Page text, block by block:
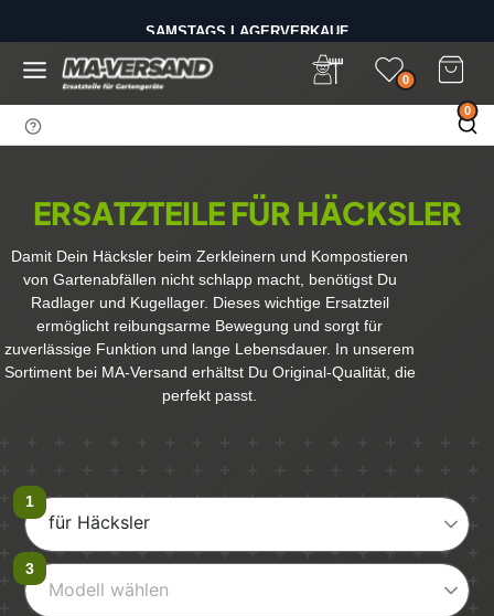
k
z
SAMSTAGS LAGERVERKAUF
0
0
ERSATZTEILE FÜR HÄCKSLER
Damit Dein Häcksler beim Zerkleinern und Kompostieren
von Gartenabfällen nicht schlapp macht, benötigst Du
Radlager und Kugellager. Dieses wichtige Ersatzteil
ermöglicht reibungsarme Bewegung und sorgt für
zuverlässige Funktion und lange Lebensdauer. In unserem
Sortiment bei MA-Versand erhältst Du Original-Qualität, die
perfekt passt.
für Häcksler
Modell wählen